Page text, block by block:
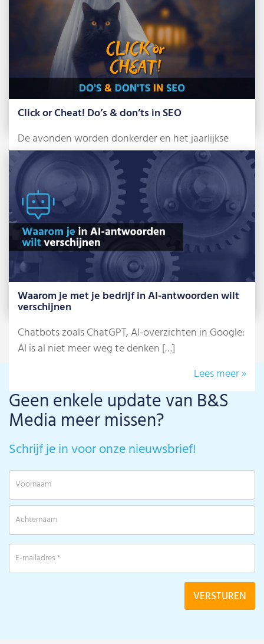
Lees meer »
Click or Cheat! Do’s & don’ts in SEO
De avonden worden donkerder en het jaarlijkse
griezelfeest staat alweer voor de deur: Halloween.
[…]
Lees meer »
Waarom je met je bedrijf in AI-antwoorden wilt
verschijnen
Chatbots zoals ChatGPT, AI-overzichten in Google:
AI is al niet meer weg te denken […]
Lees meer »
Geen enkele update van B&S
Media meer missen?
Schrijf je in voor onze nieuwsbrief!